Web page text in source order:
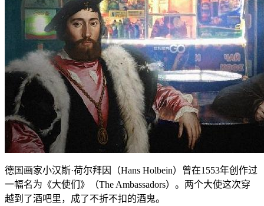
德国画家小汉斯·荷尔拜因（Hans Holbein）曾在1553年创作过
一幅名为《大使们》（The Ambassadors）。两个大使这次穿
越到了酒吧里，成了不折不扣的酒鬼。